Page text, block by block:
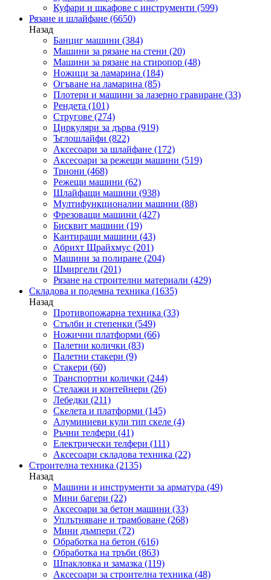
Куфари и шкафове с инструменти (599)
Рязане и шлайфане (6650)
Назад
Банциг машини (384)
Машини за рязане на стени (20)
Машини за рязане на стиропор (48)
Ножици за ламарина (184)
Огъване на ламарина (85)
Плотери и машини за лазерно гравиране (33)
Рендета (101)
Стругове (274)
Циркуляри за дърва (919)
Ъглошлайфи (822)
Аксесоари за шлайфане (172)
Аксесоари за режещи машини (519)
Триони (468)
Режещи машини (62)
Шлайфащи машини (938)
Мултифункционални машини (88)
Фрезоващи машини (427)
Бисквит машини (19)
Кантиращи машини (43)
Абрихт Щрайхмус (201)
Машини за полиране (204)
Шмиргели (201)
Рязане на строителни материали (429)
Складова и подемна техника (1635)
Назад
Противопожарна техника (33)
Стълби и степенки (549)
Ножични платформи (66)
Палетни колички (83)
Палетни стакери (9)
Стакери (60)
Транспортни колички (244)
Стелажи и контейнери (26)
Лебедки (211)
Скелета и платформи (145)
Алуминиеви кули тип скеле (4)
Ръчни телфери (41)
Електрически телфери (111)
Аксесоари складова техника (22)
Строителна техника (2135)
Назад
Машини и инструменти за арматура (49)
Мини багери (22)
Аксесоари за бетон машини (33)
Уплътняване и трамбоване (268)
Мини дъмпери (72)
Обработка на бетон (616)
Обработка на тръби (863)
Шпакловка и замазка (119)
Аксесоари за строителна техника (48)